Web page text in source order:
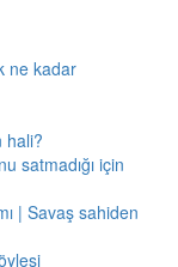
ne kadar
hali?
satmadığı için
| Savaş sahiden